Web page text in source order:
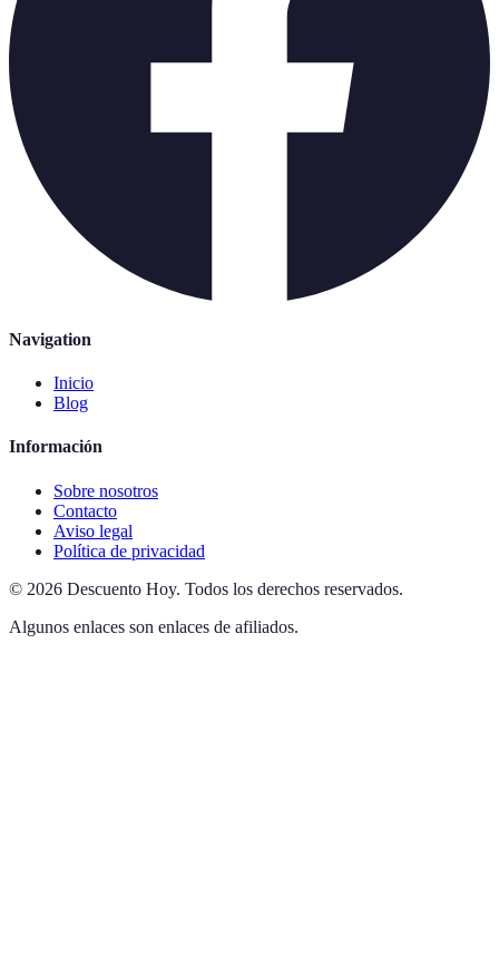
Navigation
Inicio
Blog
Información
Sobre nosotros
Contacto
Aviso legal
Política de privacidad
© 2026 Descuento Hoy. Todos los derechos reservados.
Algunos enlaces son enlaces de afiliados.